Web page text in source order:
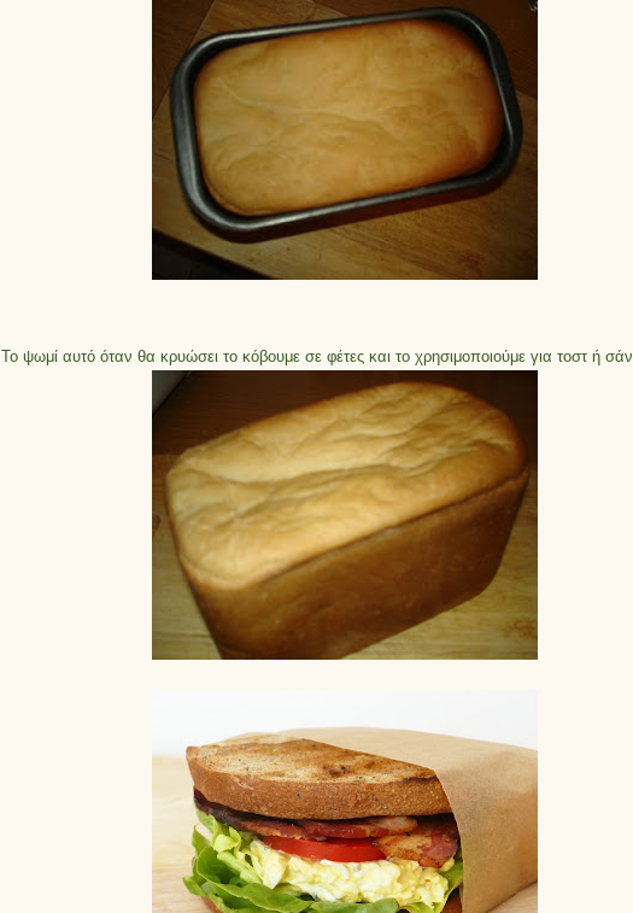
Το ψωμί αυτό όταν θα κρυώσει το κόβουμε σε φέτες και το χρησιμοποιούμε για τοστ ή